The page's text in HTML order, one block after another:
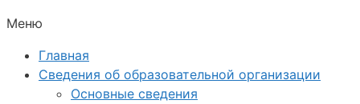
Меню
Главная
Сведения об образовательной организации
Основные сведения